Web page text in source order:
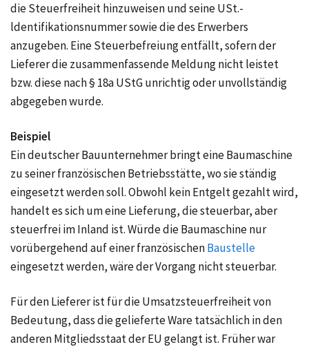
die Steuerfreiheit hinzuweisen und seine USt.-
ldentifikationsnummer sowie die des Erwerbers
anzugeben. Eine Steuerbefreiung entfällt, sofern der
Lieferer die zusammenfassende Meldung nicht leistet
bzw. diese nach§ 18a UStGunrichtig oder unvollständig
abgegeben wurde.
Beispiel
Ein deutscher Bauunternehmer bringt eine Baumaschine
zu seiner französischen Betriebsstätte, wo sie ständig
eingesetzt werden soll. Obwohl kein Entgelt gezahlt wird,
handelt es sich um eine Lieferung, die steuerbar, aber
steuerfrei im Inland ist. Würde die Baumaschine nur
vorübergehend auf einer französischenBaustelle
eingesetzt werden, wäre der Vorgang nicht steuerbar.
Für den Lieferer ist für die Umsatzsteuerfreiheit von
Bedeutung, dass die gelieferte Ware tatsächlich in den
anderen Mitgliedsstaat der EU gelangt ist. Früher war